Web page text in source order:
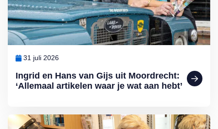
Ingrid en Hans van Gijs uit Moordrecht:
‘Allemaal artikelen waar je wat aan hebt’
31 juli 2026
Lees meer over Ida en Floor Bergshoeff uit Meerkerk: MAX